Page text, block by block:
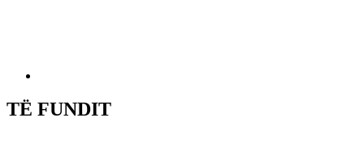
TË FUNDIT